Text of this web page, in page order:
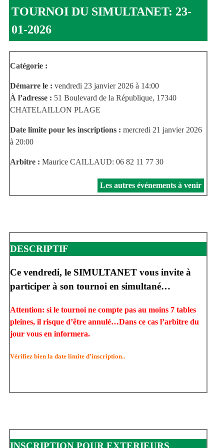
TOURNOI DU SIMULTANET: 23-
01-2026
Catégorie :
Démarre le : vendredi 23 janvier 2026 à 14:00
À l’adresse : 51 Boulevard de la République, 17340
CHATELAILLON PLAGE
Date limite pour les inscriptions : mercredi 21 janvier 2026
à 20:00
Arbitre : Maurice CAILLAUD: 06 82 11 77 30
Les autres événements à venir
DESCRIPTIF
Ce vendredi, le SIMULTANET vous invite à
participer à son tournoi en simultané…
Attention: si le tournoi ne compte pas au moins 7 tables
pleines, il risque d’être annulé…Dans ce cas l’arbitre du
jour vous en informera.
Vérifiez bien la date limite d’inscription..